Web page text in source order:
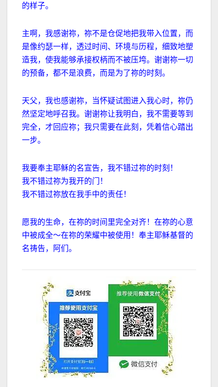
的样子。
主啊，我感谢祢，祢不是仓促地把我带入位置，而
是像约瑟一样，透过时间、环境与历程，细致地塑
造我，使我能够承接权柄而不被压垮。谢谢祢一切
的预备，都不是浪费，而是为了祢的时刻。
天父，我也感谢祢，当怀疑试图进入我心时，祢仍
然坚定地呼召我。谢谢祢让我明白，我不需要等到
完全，才回应祢；我只需要在此刻，凭着信心踏出
一步。
我要奉主耶稣的名宣告，我不错过祢的时刻！
我不错过祢为我开的门！
我不错过祢放在我手中的责任！
愿我的生命，在祢的时间里完全对齐！在祢的心意
中被成全～在祢的荣耀中被使用！ 奉主耶稣基督的
名祷告，阿们。